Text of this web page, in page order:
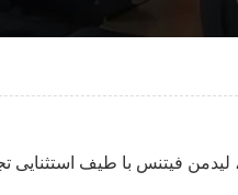
فیتنس با طیف